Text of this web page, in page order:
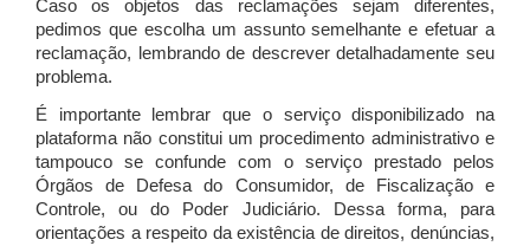
Caso os objetos das reclamações sejam diferentes,
pedimos que escolha um assunto semelhante e efetuar a
reclamação, lembrando de descrever detalhadamente seu
problema.
É importante lembrar que o serviço disponibilizado na
plataforma não constitui um procedimento administrativo e
tampouco se confunde com o serviço prestado pelos
Órgãos de Defesa do Consumidor, de Fiscalização e
Controle, ou do Poder Judiciário. Dessa forma, para
orientações a respeito da existência de direitos, denúncias,